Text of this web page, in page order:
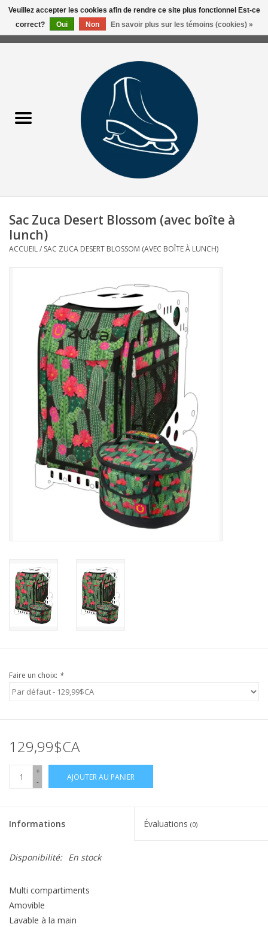
0 Articles - 0,00$CA
Liquidation/Clearance
Patins Usagés
Hockey
Pièces uniques Lamond
Signature
Rendez-vous achat de patins
Sac Zuca Desert Blossom (avec boîte à
lunch)
ACCUEIL/ SAC ZUCA DESERT BLOSSOM (AVEC BOÎTE À LUNCH)
Faire un choix: *
129,99$CA
+
-
AJOUTER AU PANIER
Informations Évaluations (0)
Disponibilité: En stock
Multi compartiments
Amovible
Lavable à la main
Veuillez accepter les cookies afin de rendre ce site plus fonctionnel Est-ce
correct?
Oui Non En savoir plus sur les témoins (cookies) »